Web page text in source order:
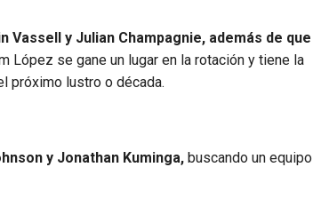
Vassell y Julian Champagnie, además de que
López se gane un lugar en la rotación y tiene la
próximo lustro o década.
y Jonathan Kuminga, buscando un equipo